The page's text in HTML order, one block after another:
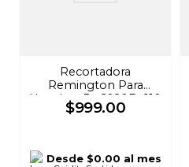
Recortadora
Remington Para
Hombre Pg6020B -110
F
$999.00
Desde$0.00 al mes